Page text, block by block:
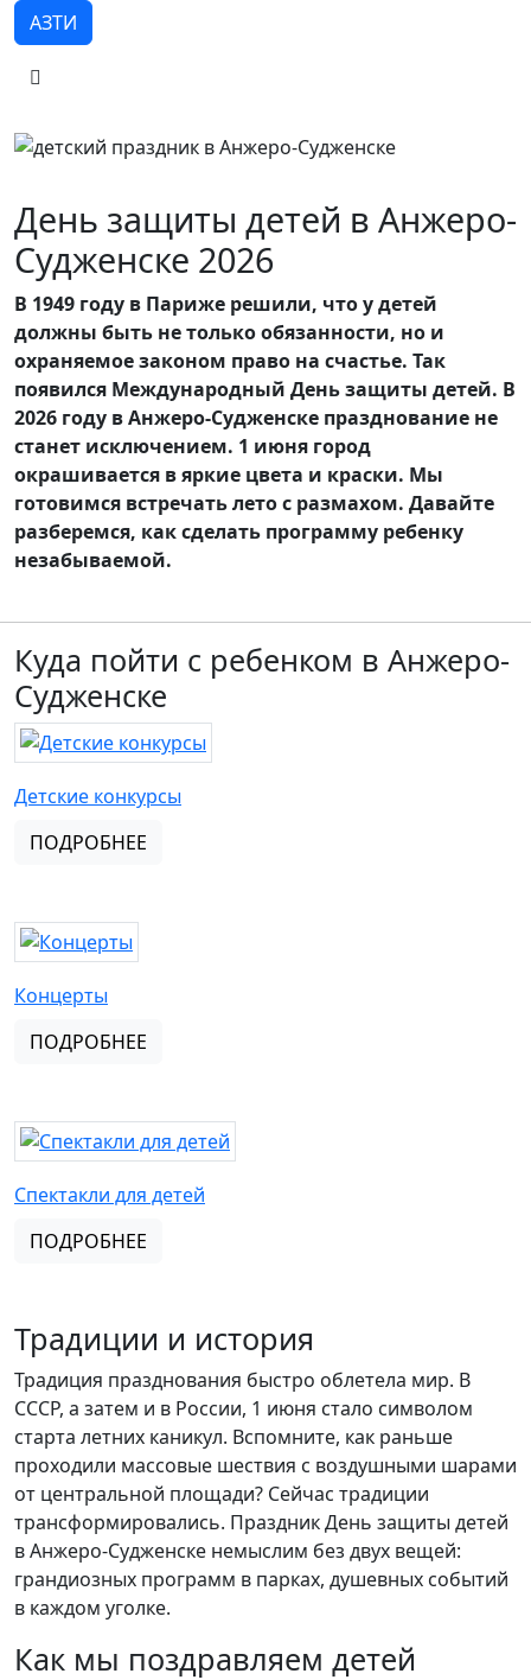
АЗТИ
День защиты детей в Анжеро-
Судженске 2026
В 1949 году в Париже решили, что у детей
должны быть не только обязанности, но и
охраняемое законом право на счастье. Так
появился Международный День защиты детей. В
2026 году в Анжеро-Судженске празднование не
станет исключением. 1 июня город
окрашивается в яркие цвета и краски. Мы
готовимся встречать лето с размахом. Давайте
разберемся, как сделать программу ребенку
незабываемой.
Куда пойти с ребенком в Анжеро-
Судженске
Детские конкурсы
ПОДРОБНЕЕ
Концерты
ПОДРОБНЕЕ
Спектакли для детей
ПОДРОБНЕЕ
Традиции и история
Традиция празднования быстро облетела мир. В
СССР, а затем и в России, 1 июня стало символом
старта летних каникул. Вспомните, как раньше
проходили массовые шествия с воздушными шарами
от центральной площади? Сейчас традиции
трансформировались. Праздник День защиты детей
в Анжеро-Судженске немыслим без двух вещей:
грандиозных программ в парках, душевных событий
в каждом уголке.
Как мы поздравляем детей